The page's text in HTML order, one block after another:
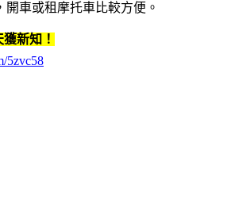
開車或租摩托車比較方便。
新知！
5zvc58